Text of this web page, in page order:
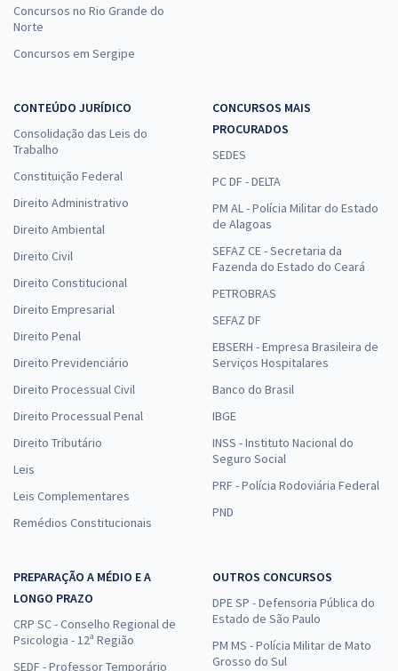
Concursos no Rio Grande do
Norte
Concursos em Sergipe
CONTEÚDO JURÍDICO
Consolidação das Leis do
Trabalho
Constituição Federal
Direito Administrativo
Direito Ambiental
Direito Civil
Direito Constitucional
Direito Empresarial
Direito Penal
Direito Previdenciário
Direito Processual Civil
Direito Processual Penal
Direito Tributário
Leis
Leis Complementares
Remédios Constitucionais
CONCURSOS MAIS
PROCURADOS
SEDES
PC DF - DELTA
PM AL - Polícia Militar do Estado
de Alagoas
SEFAZ CE - Secretaria da
Fazenda do Estado do Ceará
PETROBRAS
SEFAZ DF
EBSERH - Empresa Brasileira de
Serviços Hospitalares
Banco do Brasil
IBGE
INSS - Instituto Nacional do
Seguro Social
PRF - Polícia Rodoviária Federal
PND
PREPARAÇÃO A MÉDIO E A
LONGO PRAZO
CRP SC - Conselho Regional de
Psicologia - 12ª Região
SEDF - Professor Temporário
OUTROS CONCURSOS
DPE SP - Defensoria Pública do
Estado de São Paulo
PM MS - Polícia Militar de Mato
Grosso do Sul